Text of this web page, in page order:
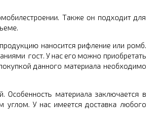
Также он подходит для
наносится рифление или ромб.
гост. У нас его можно приобретать
данного материала необходимо
материала заключается в
углом. У нас имеется доставка любого